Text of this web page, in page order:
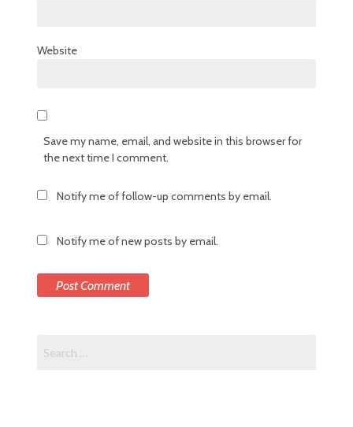
Website
Save my name, email, and website in this browser for
the next time I comment.
Notify me of follow-up comments by email.
Notify me of new posts by email.
for: